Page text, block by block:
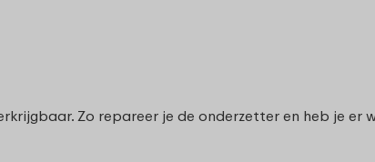
Zo repareer je de onderzetter en heb je er